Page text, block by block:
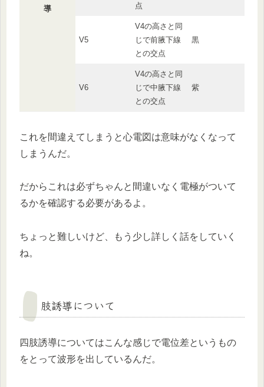
導
点
V5
V4の高さと同
じで前腋下線
との交点
黒
V6
V4の高さと同
じで中腋下線
との交点
紫
これを間違えてしまうと心電図は意味がなくなって
しまうんだ。
だからこれは必ずちゃんと間違いなく電極がついて
るかを確認する必要があるよ。
ちょっと難しいけど、もう少し詳しく話をしていく
ね。
肢誘導について
四肢誘導についてはこんな感じで電位差というもの
をとって波形を出しているんだ。